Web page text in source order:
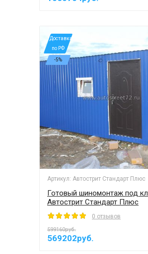
*Доставка
по РФ
-5%
Артикул: Автострит Стандарт Плюс
Готовый шиномонтаж под
Автострит Стандарт Плюс
0 отзывов
599160руб.
569202руб.